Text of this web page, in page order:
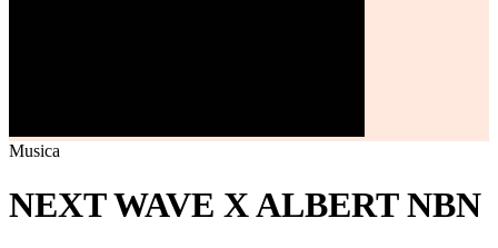
Musica
NEXT WAVE X ALBERT NBN